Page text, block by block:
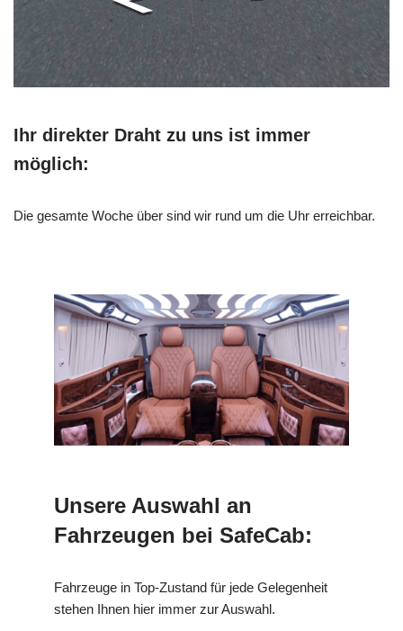
Ihr direkter Draht zu uns ist immer
möglich:
Die gesamte Woche über sind wir rund um die Uhr erreichbar.
Unsere Auswahl an
Fahrzeugen bei SafeCab:
Fahrzeuge in Top-Zustand für jede Gelegenheit
stehen Ihnen hier immer zur Auswahl.